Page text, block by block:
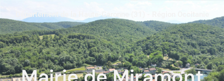
Département de la Haute-Garonne (31) - Région Occitanie